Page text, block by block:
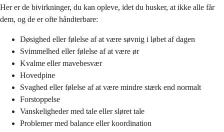
Her er de bivirkninger, du kan opleve, idet du husker, at ikke alle får
dem, og de er ofte håndterbare:
Døsighed eller følelse af at være søvnig i løbet af dagen
Svimmelhed eller følelse af at være ør
Kvalme eller mavebesvær
Hovedpine
Svaghed eller følelse af at være mindre stærk end normalt
Forstoppelse
Vanskeligheder med tale eller sløret tale
Problemer med balance eller koordination